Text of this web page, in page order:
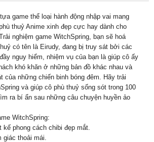
game thể loại hành động nhập vai mang
thuỷ Anime xinh đẹp cực hay dành cho
nghiệm game WitchSpring, bạn sẽ hoá
có tên là Eirudy, đang bị truy sát bởi các
nguy hiểm, nhiệm vụ của bạn là giúp cô ấy
khó khăn ở những bản đồ khác nhau và
của những chiến binh bóng đêm. Hãy trải
và giúp cô phù thuỷ sống sót trong 100
ra bí ẩn sau những câu chuyện huyền ảo
WitchSpring:
phong cách chibi đẹp mắt.
giác thoải mái.